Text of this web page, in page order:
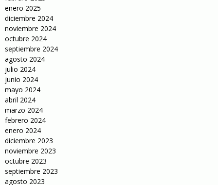
enero 2025
diciembre 2024
noviembre 2024
octubre 2024
septiembre 2024
agosto 2024
julio 2024
junio 2024
mayo 2024
abril 2024
marzo 2024
febrero 2024
enero 2024
diciembre 2023
noviembre 2023
octubre 2023
septiembre 2023
agosto 2023